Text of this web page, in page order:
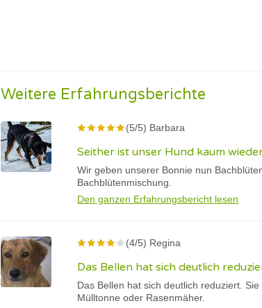
Weitere Erfahrungsberichte
(5/5) Barbara
Seither ist unser Hund kaum
Wir geben unserer Bonnie nun
Bachblütenmischung.
Den ganzen Erfahrungsbericht lesen
(4/5) Regina
Das Bellen hat sich deutlich
Das Bellen hat sich deutlich reduziert.
Mülltonne oder Rasenmäher.